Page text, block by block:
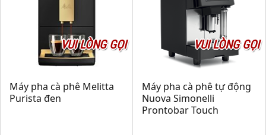
VUI LÒNG GỌI
Máy pha cà phê Melitta
Purista đen
VUI LÒNG GỌI
Máy pha cà phê tự động
Nuova Simonelli
Prontobar Touch